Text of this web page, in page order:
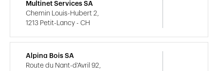
Multinet Services SA
Chemin Louis-Hubert 2,
1213 Petit-Lancy - CH
Alpina Bois SA
Route du Nant-d'Avril 92,